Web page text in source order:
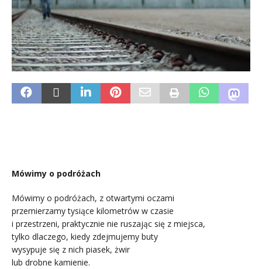
Mówimy o podróżach
Mówimy o podróżach, z otwartymi oczami
przemierzamy tysiące kilometrów w czasie
i przestrzeni, praktycznie nie ruszając się z miejsca,
tylko dlaczego, kiedy zdejmujemy buty
wysypuje się z nich piasek, żwir
lub drobne kamienie.